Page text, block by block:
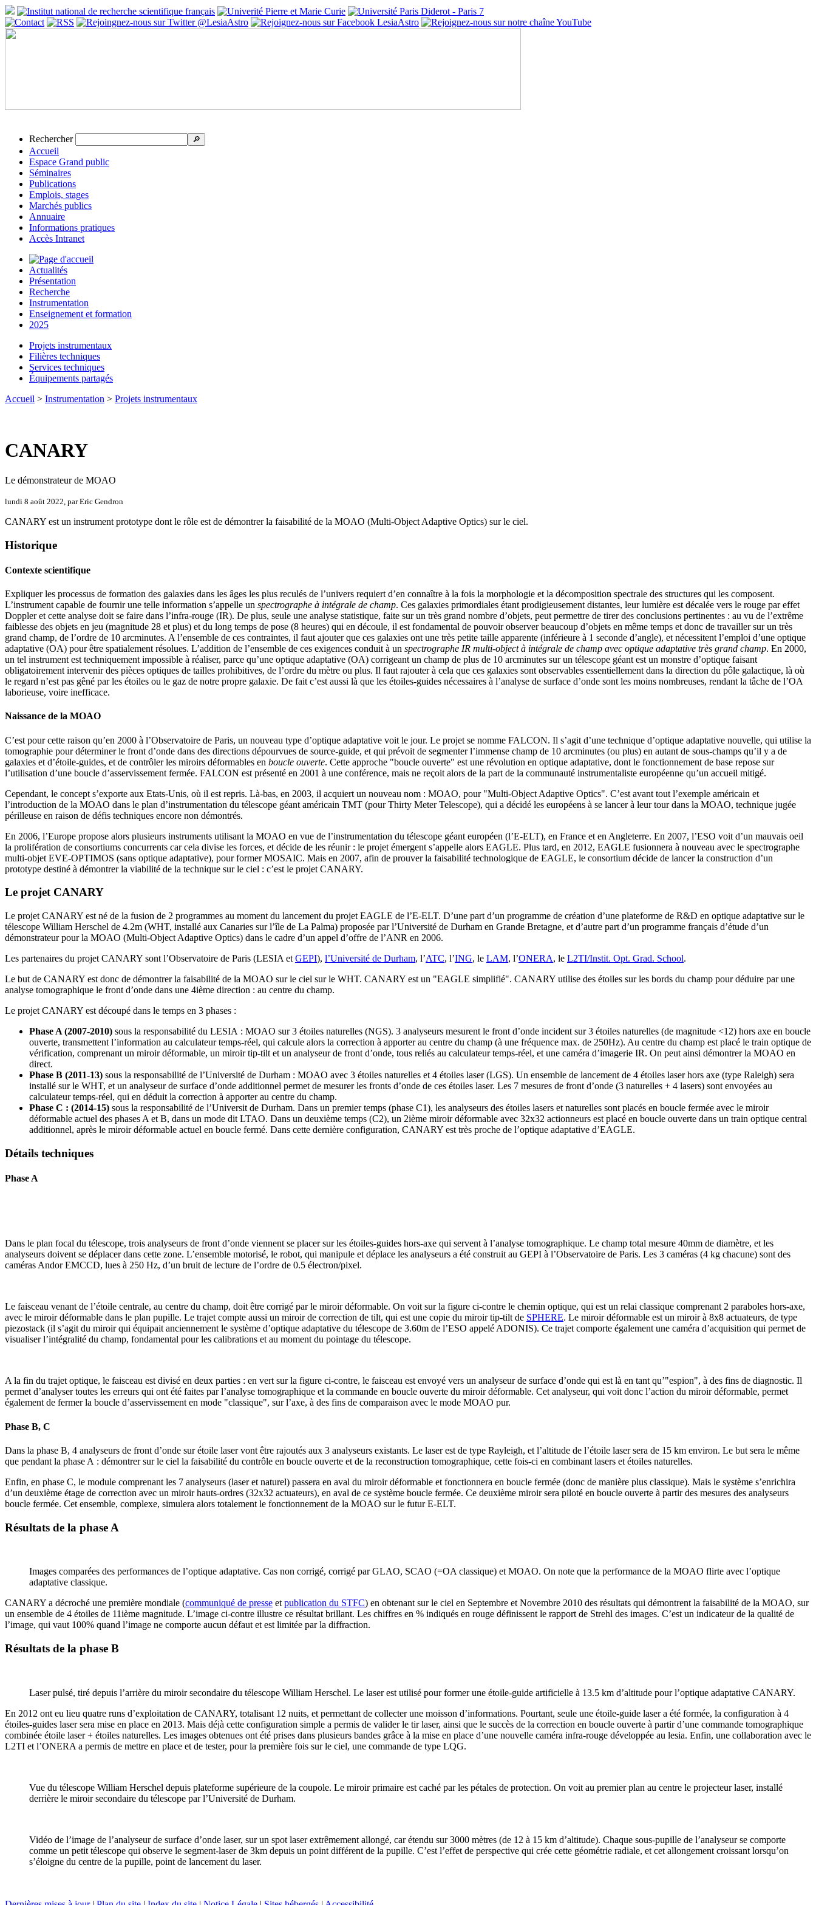
Rechercher 🔎
Accueil
Espace Grand public
Séminaires
Publications
Emplois, stages
Marchés publics
Annuaire
Informations pratiques
Accès Intranet
Actualités
Présentation
Recherche
Instrumentation
Enseignement et formation
2025
Projets instrumentaux
Filières techniques
Services techniques
Équipements partagés
Accueil > Instrumentation > Projets instrumentaux
CANARY
Le démonstrateur de MOAO
lundi 8 août 2022, par Eric Gendron
CANARY est un instrument prototype dont le rôle est de démontrer la faisabilité de la MOAO (Multi-Object Adaptive Optics) sur le ciel.
Historique
Contexte scientifique
Expliquer les processus de formation des galaxies dans les âges les plus reculés de l’univers requiert d’en connaître à la fois la morphologie et la décomposition spectrale des structures qui les composent.
L’instrument capable de fournir une telle information s’appelle un spectrographe à intégrale de champ. Ces galaxies primordiales étant prodigieusement distantes, leur lumière est décalée vers le rouge par effet
Doppler et cette analyse doit se faire dans l’infra-rouge (IR). De plus, seule une analyse statistique, faite sur un très grand nombre d’objets, peut permettre de tirer des conclusions pertinentes : au vu de l’extrême
faiblesse des objets en jeu (magnitude 28 et plus) et du long temps de pose (8 heures) qui en découle, il est fondamental de pouvoir observer beaucoup d’objets en même temps et donc de travailler sur un très
grand champ, de l’ordre de 10 arcminutes. A l’ensemble de ces contraintes, il faut ajouter que ces galaxies ont une très petite taille apparente (inférieure à 1 seconde d’angle), et nécessitent l’emploi d’une optique
adaptative (OA) pour être spatialement résolues. L’addition de l’ensemble de ces exigences conduit à un spectrographe IR multi-object à intégrale de champ avec optique adaptative très grand champ. En 2000,
un tel instrument est techniquement impossible à réaliser, parce qu’une optique adaptative (OA) corrigeant un champ de plus de 10 arcminutes sur un télescope géant est un monstre d’optique faisant
obligatoirement intervenir des pièces optiques de tailles prohibitives, de l’ordre du mètre ou plus. Il faut rajouter à cela que ces galaxies sont observables essentiellement dans la direction du pôle galactique, là où
le regard n’est pas gêné par les étoiles ou le gaz de notre propre galaxie. De fait c’est aussi là que les étoiles-guides nécessaires à l’analyse de surface d’onde sont les moins nombreuses, rendant la tâche de l’OA
laborieuse, voire inefficace.
Naissance de la MOAO
C’est pour cette raison qu’en 2000 à l’Observatoire de Paris, un nouveau type d’optique adaptative voit le jour. Le projet se nomme FALCON. Il s’agit d’une technique d’optique adaptative nouvelle, qui utilise la
tomographie pour déterminer le front d’onde dans des directions dépourvues de source-guide, et qui prévoit de segmenter l’immense champ de 10 arcminutes (ou plus) en autant de sous-champs qu’il y a de
galaxies et d’étoile-guides, et de contrôler les miroirs déformables en boucle ouverte. Cette approche "boucle ouverte" est une révolution en optique adaptative, dont le fonctionnement de base repose sur
l’utilisation d’une boucle d’asservissement fermée. FALCON est présenté en 2001 à une conférence, mais ne reçoit alors de la part de la communauté instrumentaliste européenne qu’un accueil mitigé.
Cependant, le concept s’exporte aux Etats-Unis, où il est repris. Là-bas, en 2003, il acquiert un nouveau nom : MOAO, pour "Multi-Object Adaptive Optics". C’est avant tout l’exemple américain et
l’introduction de la MOAO dans le plan d’instrumentation du télescope géant américain TMT (pour Thirty Meter Telescope), qui a décidé les européens à se lancer à leur tour dans la MOAO, technique jugée
périlleuse en raison de défis techniques encore non démontrés.
En 2006, l’Europe propose alors plusieurs instruments utilisant la MOAO en vue de l’instrumentation du télescope géant européen (l’E-ELT), en France et en Angleterre. En 2007, l’ESO voit d’un mauvais oeil
la prolifération de consortiums concurrents car cela divise les forces, et décide de les réunir : le projet émergent s’appelle alors EAGLE. Plus tard, en 2012, EAGLE fusionnera à nouveau avec le spectrographe
multi-objet EVE-OPTIMOS (sans optique adaptative), pour former MOSAIC. Mais en 2007, afin de prouver la faisabilité technologique de EAGLE, le consortium décide de lancer la construction d’un
prototype destiné à démontrer la viabilité de la technique sur le ciel : c’est le projet CANARY.
Le projet CANARY
Le projet CANARY est né de la fusion de 2 programmes au moment du lancement du projet EAGLE de l’E-ELT. D’une part d’un programme de création d’une plateforme de R&D en optique adaptative sur le
télescope William Herschel de 4.2m (WHT, installé aux Canaries sur l’île de La Palma) proposée par l’Université de Durham en Grande Bretagne, et d’autre part d’un programme français d’étude d’un
démonstrateur pour la MOAO (Multi-Object Adaptive Optics) dans le cadre d’un appel d’offre de l’ANR en 2006.
Les partenaires du projet CANARY sont l’Observatoire de Paris (LESIA et GEPI), l’Université de Durham, l’ATC, l’ING, le LAM, l’ONERA, le L2TI/Instit. Opt. Grad. School.
Le but de CANARY est donc de démontrer la faisabilité de la MOAO sur le ciel sur le WHT. CANARY est un "EAGLE simplifié". CANARY utilise des étoiles sur les bords du champ pour déduire par une
analyse tomographique le front d’onde dans une 4ième direction : au centre du champ.
Le projet CANARY est découpé dans le temps en 3 phases :
Phase A (2007-2010) sous la responsabilité du LESIA : MOAO sur 3 étoiles naturelles (NGS). 3 analyseurs mesurent le front d’onde incident sur 3 étoiles naturelles (de magnitude <12) hors axe en boucle
ouverte, transmettent l’information au calculateur temps-réel, qui calcule alors la correction à apporter au centre du champ (à une fréquence max. de 250Hz). Au centre du champ est placé le train optique de
vérification, comprenant un miroir déformable, un miroir tip-tilt et un analyseur de front d’onde, tous reliés au calculateur temps-réel, et une caméra d’imagerie IR. On peut ainsi démontrer la MOAO en
direct.
Phase B (2011-13) sous la responsabilité de l’Université de Durham : MOAO avec 3 étoiles naturelles et 4 étoiles laser (LGS). Un ensemble de lancement de 4 étoiles laser hors axe (type Raleigh) sera
installé sur le WHT, et un analyseur de surface d’onde additionnel permet de mesurer les fronts d’onde de ces étoiles laser. Les 7 mesures de front d’onde (3 naturelles + 4 lasers) sont envoyées au
calculateur temps-réel, qui en déduit la correction à apporter au centre du champ.
Phase C : (2014-15) sous la responsabilité de l’Universit de Durham. Dans un premier temps (phase C1), les analyseurs des étoiles lasers et naturelles sont placés en boucle fermée avec le miroir
déformable actuel des phases A et B, dans un mode dit LTAO. Dans un deuxième temps (C2), un 2ième miroir déformable avec 32x32 actionneurs est placé en boucle ouverte dans un train optique central
additionnel, après le miroir déformable actuel en boucle fermé. Dans cette dernière configuration, CANARY est très proche de l’optique adaptative d’EAGLE.
Détails techniques
Phase A
Dans le plan focal du télescope, trois analyseurs de front d’onde viennent se placer sur les étoiles-guides hors-axe qui servent à l’analyse tomographique. Le champ total mesure 40mm de diamètre, et les
analyseurs doivent se déplacer dans cette zone. L’ensemble motorisé, le robot, qui manipule et déplace les analyseurs a été construit au GEPI à l’Observatoire de Paris. Les 3 caméras (4 kg chacune) sont des
caméras Andor EMCCD, lues à 250 Hz, d’un bruit de lecture de l’ordre de 0.5 électron/pixel.
Le faisceau venant de l’étoile centrale, au centre du champ, doit être corrigé par le miroir déformable. On voit sur la figure ci-contre le chemin optique, qui est un relai classique comprenant 2 paraboles hors-axe,
avec le miroir déformable dans le plan pupille. Le trajet compte aussi un miroir de correction de tilt, qui est une copie du miroir tip-tilt de SPHERE. Le miroir déformable est un miroir à 8x8 actuateurs, de type
piezostack (il s’agit du miroir qui équipait anciennement le système d’optique adaptative du télescope de 3.60m de l’ESO appelé ADONIS). Ce trajet comporte également une caméra d’acquisition qui permet de
visualiser l’intégralité du champ, fondamental pour les calibrations et au moment du pointage du télescope.
A la fin du trajet optique, le faisceau est divisé en deux parties : en vert sur la figure ci-contre, le faisceau est envoyé vers un analyseur de surface d’onde qui est là en tant qu’"espion", à des fins de diagnostic. Il
permet d’analyser toutes les erreurs qui ont été faites par l’analyse tomographique et la commande en boucle ouverte du miroir déformable. Cet analyseur, qui voit donc l’action du miroir déformable, permet
également de fermer la boucle d’asservissement en mode "classique", sur l’axe, à des fins de comparaison avec le mode MOAO pur.
Phase B, C
Dans la phase B, 4 analyseurs de front d’onde sur étoile laser vont être rajoutés aux 3 analyseurs existants. Le laser est de type Rayleigh, et l’altitude de l’étoile laser sera de 15 km environ. Le but sera le même
que pendant la phase A : démontrer sur le ciel la faisabilité du contrôle en boucle ouverte et de la reconstruction tomographique, cette fois-ci en combinant lasers et étoiles naturelles.
Enfin, en phase C, le module comprenant les 7 analyseurs (laser et naturel) passera en aval du miroir déformable et fonctionnera en boucle fermée (donc de manière plus classique). Mais le système s’enrichira
d’un deuxième étage de correction avec un miroir hauts-ordres (32x32 actuateurs), en aval de ce système boucle fermée. Ce deuxième miroir sera piloté en boucle ouverte à partir des mesures des analyseurs
boucle fermée. Cet ensemble, complexe, simulera alors totalement le fonctionnement de la MOAO sur le futur E-ELT.
Résultats de la phase A
Images comparées des performances de l’optique adaptative. Cas non corrigé, corrigé par GLAO, SCAO (=OA classique) et MOAO. On note que la performance de la MOAO flirte avec l’optique
adaptative classique.
CANARY a décroché une première mondiale (communiqué de presse et publication du STFC) en obtenant sur le ciel en Septembre et Novembre 2010 des résultats qui démontrent la faisabilité de la MOAO, sur
un ensemble de 4 étoiles de 11ième magnitude. L’image ci-contre illustre ce résultat brillant. Les chiffres en % indiqués en rouge définissent le rapport de Strehl des images. C’est un indicateur de la qualité de
l’image, qui vaut 100% quand l’image ne comporte aucun défaut et est limitée par la diffraction.
Résultats de la phase B
Laser pulsé, tiré depuis l’arrière du miroir secondaire du télescope William Herschel. Le laser est utilisé pour former une étoile-guide artificielle à 13.5 km d’altitude pour l’optique adaptative CANARY.
En 2012 ont eu lieu quatre runs d’exploitation de CANARY, totalisant 12 nuits, et permettant de collecter une moisson d’informations. Pourtant, seule une étoile-guide laser a été formée, la configuration à 4
étoiles-guides laser sera mise en place en 2013. Mais déjà cette configuration simple a permis de valider le tir laser, ainsi que le succès de la correction en boucle ouverte à partir d’une commande tomographique
combinée étoile laser + étoiles naturelles. Les images obtenues ont été prises dans plusieurs bandes grâce à la mise en place d’une nouvelle caméra infra-rouge développée au lesia. Enfin, une collaboration avec le
L2TI et l’ONERA a permis de mettre en place et de tester, pour la première fois sur le ciel, une commande de type LQG.
Vue du télescope William Herschel depuis plateforme supérieure de la coupole. Le miroir primaire est caché par les pétales de protection. On voit au premier plan au centre le projecteur laser, installé
derrière le miroir secondaire du télescope par l’Université de Durham.
Vidéo de l’image de l’analyseur de surface d’onde laser, sur un spot laser extrêmement allongé, car étendu sur 3000 mètres (de 12 à 15 km d’altitude). Chaque sous-pupille de l’analyseur se comporte
comme un petit télescope qui observe le segment-laser de 3km depuis un point différent de la pupille. C’est l’effet de perspective qui crée cette géométrie radiale, et cet allongement croissant lorsqu’on
s’éloigne du centre de la pupille, point de lancement du laser.